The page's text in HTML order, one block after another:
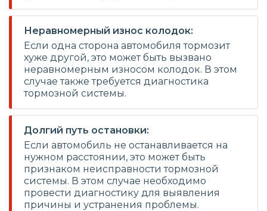
Неравномерный износ колодок:
Если одна сторона автомобиля тормозит
хуже другой, это может быть вызвано
неравномерным износом колодок. В этом
случае также требуется диагностика
тормозной системы.
Долгий путь остановки:
Если автомобиль не останавливается на
нужном расстоянии, это может быть
признаком неисправности тормозной
системы. В этом случае необходимо
провести диагностику для выявления
причины и устранения проблемы.